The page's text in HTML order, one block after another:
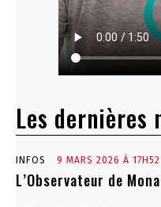
Les dernières
INFOS 9 MARS 2026 À 17H52
L’Observateur de